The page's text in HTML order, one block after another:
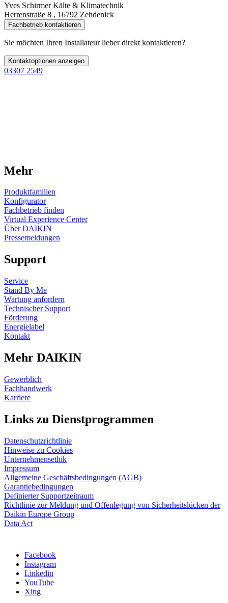
Yves Schirmer Kälte & Klimatechnik
Herrenstraße 8 , 16792 Zehdenick
Fachbetrieb kontaktieren
Sie möchten Ihren Installateur lieber direkt kontaktieren?
Kontaktoptionen anzeigen
03307 2549
Mehr
Produktfamilien
Konfigurator
Fachbetrieb finden
Virtual Experience Center
Über DAIKIN
Pressemeldungen
Support
Service
Stand By Me
Wartung anfordern
Technischer Support
Förderung
Energielabel
Kontakt
Mehr DAIKIN
Gewerblich
Fachhandwerk
Karriere
Links zu Dienstprogrammen
Datenschutzrichtlinie
Hinweise zu Cookies
Unternehmensethik
Impressum
Allgemeine Geschäftsbedingungen (AGB)
Garantiebedingungen
Definierter Supportzeitraum
Richtlinie zur Meldung und Offenlegung von Sicherheitslücken der
Daikin Europe Group
Data Act
Facebook
Instagram
Linkedin
YouTube
Xing